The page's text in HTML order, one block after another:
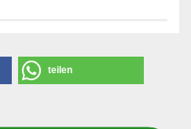
teilen